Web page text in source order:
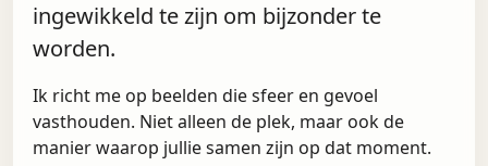
ingewikkeld te zijn om bijzonder te
worden.
Ik richt me op beelden die sfeer en gevoel
vasthouden. Niet alleen de plek, maar ook de
manier waarop jullie samen zijn op dat moment.